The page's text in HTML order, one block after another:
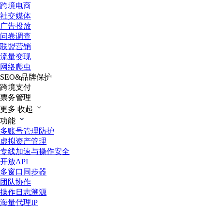
跨境电商
社交媒体
广告投放
问卷调查
联盟营销
流量变现
网络爬虫
SEO&品牌保护
跨境支付
票务管理
更多 收起
功能
多账号管理防护
虚拟资产管理
专线加速与操作安全
开放API
多窗口同步器
团队协作
操作日志溯源
海量代理IP